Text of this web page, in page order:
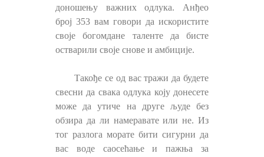
доношењу важних одлука. Анђео
број 353 вам говори да искористите
своје богомдане таленте да бисте
остварили своје снове и амбиције.
Такође се од вас тражи да будете
свесни да свака одлука коју донесете
може да утиче на друге људе без
обзира да ли намеравате или не. Из
тог разлога морате бити сигурни да
вас воде саосећање и пажња за